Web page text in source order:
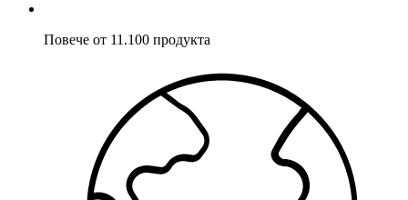
Повече от 11.100 продукта